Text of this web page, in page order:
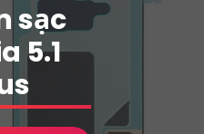
sạc
5.1